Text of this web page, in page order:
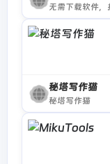
秘塔写作猫
秘塔写作猫